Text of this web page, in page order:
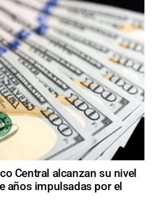
Central alcanzan su nivel
años impulsadas por el